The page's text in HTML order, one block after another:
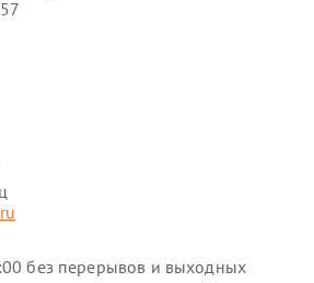
без перерывов и выходных